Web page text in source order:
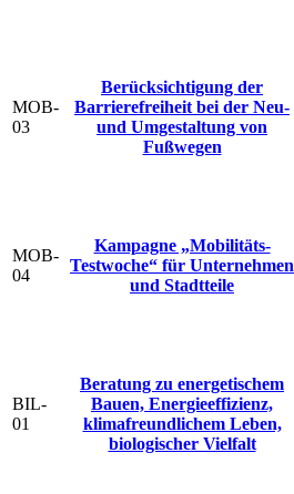
MOB-
03
Berücksichtigung der
Barrierefreiheit bei der Neu-
und Umgestaltung von
Fußwegen
MOB-
04
Kampagne „Mobilitäts-
Testwoche“ für Unternehmen
und Stadtteile
BIL-
01
Beratung zu energetischem
Bauen, Energieeffizienz,
klimafreundlichem Leben,
biologischer Vielfalt